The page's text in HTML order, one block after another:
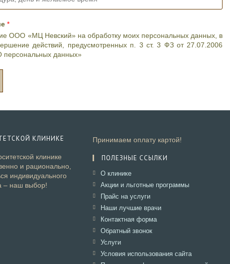
*
ООО «МЦ Невский» на обработку моих персональных данных, в
действий, предусмотренных п. 3 ст. 3 ФЗ от 27.07.2006
данных»
КЛИНИКЕ
и рационально,
индивидуального
– наш выбор!
Принимаем оплату картой!
ПОЛЕЗНЫЕ ССЫЛКИ
О клинике
Акции и льготные программы
Прайс на услуги
Наши лучшие врачи
Контактная форма
Обратный звонок
Услуги
Условия использования сайта